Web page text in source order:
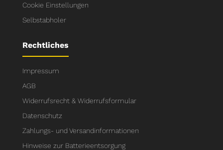
Cookie Einstellungen
Selbstabholer
Rechtliches
Impressum
AGB
Widerrufsrecht & Widerrufsformular
Datenschutz
Zahlungs- und Versandinformationen
Hinweise zur Batterieentsorgung